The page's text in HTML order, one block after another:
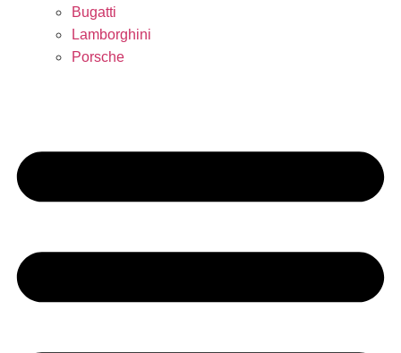
Bugatti
Lamborghini
Porsche